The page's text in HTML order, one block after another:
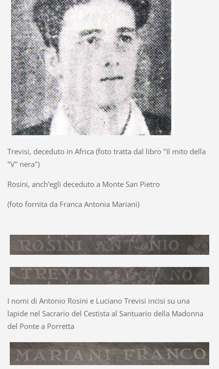
Trevisi, deceduto in Africa (foto tratta dal libro "Il mito della
"V" nera")
Rosini, anch'egli deceduto a Monte San Pietro
(foto fornita da Franca Antonia Mariani)
I nomi di Antonio Rosini e Luciano Trevisi incisi su una
lapide nel Sacrario del Cestista al Santuario della Madonna
del Ponte a Porretta